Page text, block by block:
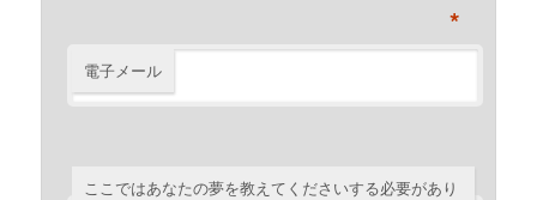
電子メール
*
ここではあなたの夢を教えてくださいする必要があり